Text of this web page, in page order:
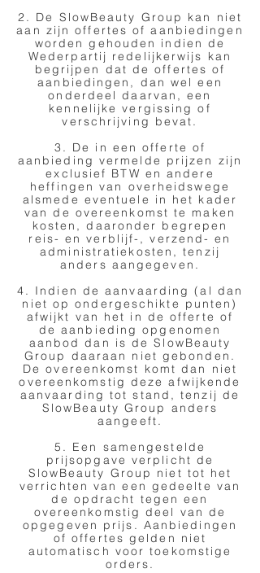
2. De SlowBeauty Group kan niet
aan zijn offertes of aanbiedingen
worden gehouden indien de
Wederpartij redelijkerwijs kan
begrijpen dat de offertes of
aanbiedingen, dan wel een
onderdeel daarvan, een
kennelijke vergissing of
verschrijving bevat.
3. De in een offerte of
aanbieding vermelde prijzen zijn
exclusief BTW en andere
heffingen van overheidswege
alsmede eventuele in het kader
van de overeenkomst te maken
kosten, daaronder begrepen
reis- en verblijf-, verzend- en
administratiekosten, tenzij
anders aangegeven.
4. Indien de aanvaarding (al dan
niet op ondergeschikte punten)
afwijkt van het in de offerte of
de aanbieding opgenomen
aanbod dan is de SlowBeauty
Group daaraan niet gebonden.
De overeenkomst komt dan niet
overeenkomstig deze afwijkende
aanvaarding tot stand, tenzij de
SlowBeauty Group anders
aangeeft.
5. Een samengestelde
prijsopgave verplicht de
SlowBeauty Group niet tot het
verrichten van een gedeelte van
de opdracht tegen een
overeenkomstig deel van de
opgegeven prijs. Aanbiedingen
of offertes gelden niet
automatisch voor toekomstige
orders.